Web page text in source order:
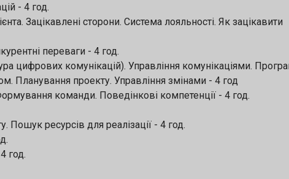
- 4 год.
Зацікавлені сторони. Система лояльності. Як зацікавити
переваги - 4 год.
цифрових комунікацій). Управління комунікаціями.
Планування проекту. Управління змінами - 4 год
команди. Поведінкові компетенції - 4 год.
Пошук ресурсів для реалізації - 4 год.
год.